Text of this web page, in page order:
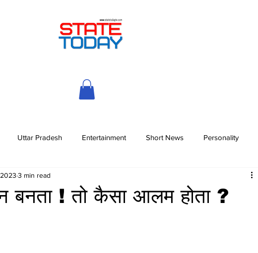
Uttar Pradesh Entertainment Short News Personality
बनता ! तो कैसा आलम होता ?
2023 3 min read